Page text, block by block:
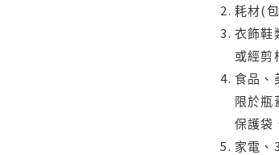
耗材(
衣飾鞋
或經剪
食品、
限於瓶
保護袋
家電、